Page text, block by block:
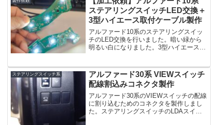
み。付属のPIVOT...
ステアリングスイッチLED交換＋
3型ハイエース取付ケーブル製作
アルファード10系のステアリングスイッ
チのLED交換を行いました。暗い緑から
明るい白になりました。3型ハイエースに
テアリングスイッチや他の部分のLED交
換もできます。お...
ステアリングスイッチ系
アルファード30系 VIEWスイッチ
配線割込みコネクタ製作
アルファード30系のVIEWスイッチの配線
に割り込むためのコネクタを製作しまし
た。ステアリングスイッチのLDAスイッ